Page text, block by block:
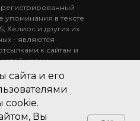
сайта и его
cookie.
Вы
на данном
не является
офертой.
упоминания в тексте
Хелиос и других их
- являются
к сайтам и
этой марки.